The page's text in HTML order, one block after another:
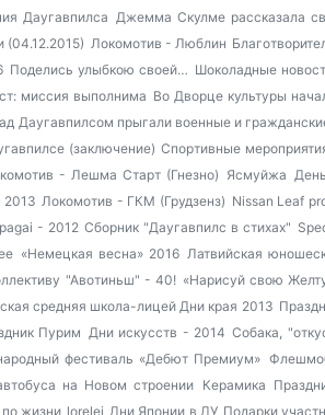
Даугавпилса Джемма Скулме рассказала
(04.12.2015) Локомотив - Люблин
Поделись улыбкою своей… Шоколадные
миссия выполнима Во Дворце культуры
Даугавпилсом прыгали военные и
(заключение) Спортивные
- Лешма Старт (Гнезно) Ясмуйжа
2013 Локомотив - ГКМ (Грудзенз) Nissan Leaf
- 2012 Сборник "Даугавпилс в стихах"
«Немецкая весна» 2016 Латвийская
"Авотиньш" - 40! «Нарисуй свою
средняя школа-лицейДни края 2013
Пурим Дни искусств - 2014 Собака,
фестиваль «Дебют Премиум»
на Новом строении Керамика
жизни lorelei Дни Японии в ДУ Подарки